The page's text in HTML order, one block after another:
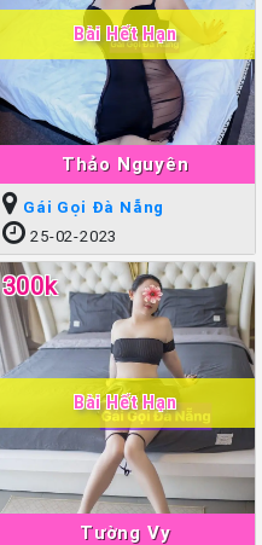
Thảo Nguyên
Bài Hết Hạn
Gái Gọi Đà Nẵng
25-02-2023
Tường Vy
300k
Bài Hết Hạn